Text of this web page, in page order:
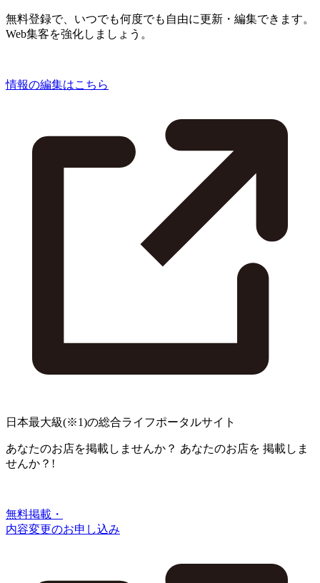
無料登録で、いつでも何度でも自由に更新・編集できます。
Web集客を強化しましょう。
情報の編集はこちら
日本最大級(※1)の総合ライフポータルサイト
あなたのお店を掲載しませんか？ あなたのお店を 掲載しま
せんか？!
無料掲載・
内容変更のお申し込み